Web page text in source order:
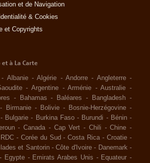
et de Navigation
& Cookies
et Copyrights
et à La Carte
- Albanie -Algérie -Andorre - Angleterre -
-Argentine -Arménie -Australie -
- Bahamas - Baléares - Bangladesh -
- Birmanie - Bolivie - Bosnie-Herzégovine -
- Bulgarie - Burkina Faso - Burundi - Bénin -
- Canada - Cap Vert - Chili -Chine -
- Corée du Sud -Costa Rica -Croatie -
et Santorin -Côte d'Ivoire - Danemark -
- Egypte - Emirats Arabes Unis - Equateur -